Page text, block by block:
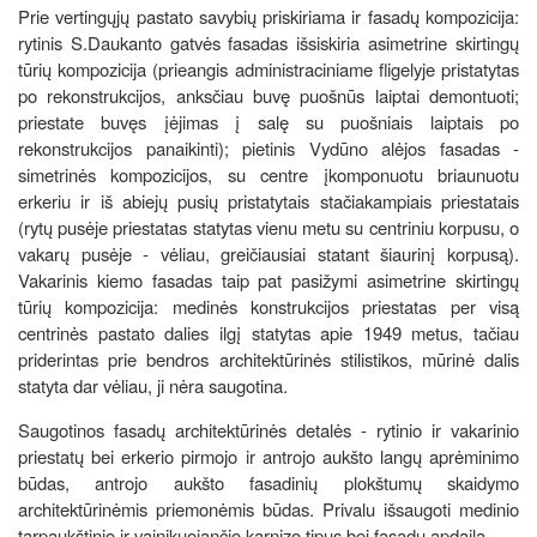
Prie vertingųjų pastato savybių priskiriama ir fasadų kompozicija:
rytinis S.Daukanto gatvės fasadas išsiskiria asimetrine skirtingų
tūrių kompozicija (prieangis administraciniame fligelyje pristatytas
po rekonstrukcijos, anksčiau buvę puošnūs laiptai demontuoti;
priestate buvęs įėjimas į salę su puošniais laiptais po
rekonstrukcijos panaikinti); pietinis Vydūno alėjos fasadas -
simetrinės kompozicijos, su centre įkomponuotu briaunuotu
erkeriu ir iš abiejų pusių pristatytais stačiakampiais priestatais
(rytų pusėje priestatas statytas vienu metu su centriniu korpusu, o
vakarų pusėje - vėliau, greičiausiai statant šiaurinį korpusą).
Vakarinis kiemo fasadas taip pat pasižymi asimetrine skirtingų
tūrių kompozicija: medinės konstrukcijos priestatas per visą
centrinės pastato dalies ilgį statytas apie 1949 metus, tačiau
priderintas prie bendros architektūrinės stilistikos, mūrinė dalis
statyta dar vėliau, ji nėra saugotina.
Saugotinos fasadų architektūrinės detalės - rytinio ir vakarinio
priestatų bei erkerio pirmojo ir antrojo aukšto langų aprėminimo
būdas, antrojo aukšto fasadinių plokštumų skaidymo
architektūrinėmis priemonėmis būdas. Privalu išsaugoti medinio